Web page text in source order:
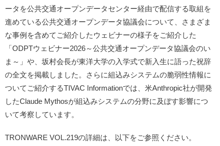
ータを公共交通オープンデータセンター経由で配信する取組を
進めている公共交通オープンデータ協議会について、さまざま
な事例を含めてご紹介したウェビナーの様子をご紹介した
「ODPTウェビナー2026～公共交通オープンデータ協議会のい
ま～」や、坂村会長が東洋大学の入学式で新入生に語った祝辞
の全文を掲載しました。さらに組込みシステムの脆弱性情報に
ついてご紹介するTIVAC Informationでは、米Anthropic社が開発
したClaude Mythosが組込みシステムの分野に及ぼす影響につ
いて考察しています。
TRONWARE VOL.219の詳細は、以下をご参照ください。